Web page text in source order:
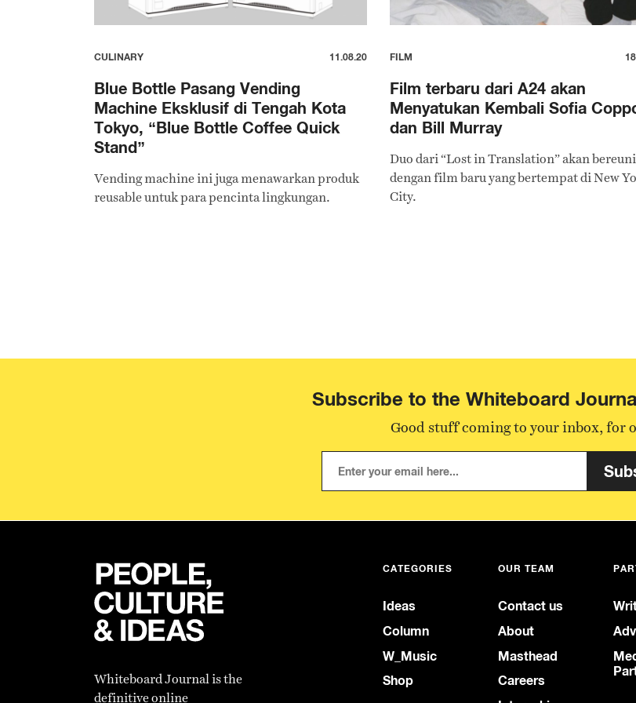
CULINARY 11.08.20
Blue Bottle Pasang Vending
Machine Eksklusif di Tengah Kota
Tokyo, “Blue Bottle Coffee Quick
Stand”
Vending machine ini juga menawarkan produk
reusable untuk para pencinta lingkungan.
FILM
Film terbaru dari A24 akan
Menyatukan Kembali Sofia
dan Bill Murray
Duo dari “Lost in Translation” akan bereuni
dengan film baru yang bertempat di New
City.
Subscribe to the Whiteboard
Good stuff coming to your inbox, for
Whiteboard Journal is the
definitive online
CATEGORIES
Ideas
Column
W_Music
Shop
OUR TEAM
Contact us
About
Masthead
Careers